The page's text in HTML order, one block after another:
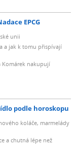
EPCG
unii
a jak k tomu přispívají
Komárek nakupují
podle horoskopu
koláče, marmelády
a chutná lépe než